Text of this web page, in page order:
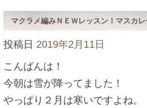
マクラメ編みＮＥＷレッスン！マスカ
投稿日 2019年2月11日
こんばんは！
今朝は雪が降ってました！
やっぱり２月は寒いですよね。